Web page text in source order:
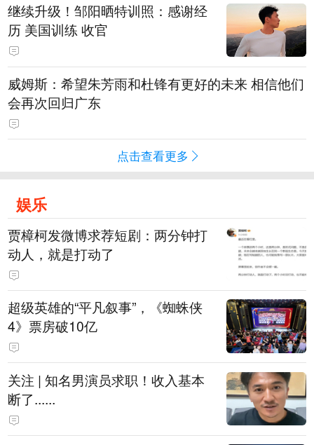
继续升级！邹阳晒特训照：感谢经
历 美国训练 收官
威姆斯：希望朱芳雨和杜锋有更好的未来 相信他们
会再次回归广东
点击查看更多
娱乐
贾樟柯发微博求荐短剧：两分钟打
动人，就是打动了
超级英雄的“平凡叙事”，《蜘蛛侠
4》票房破10亿
关注 | 知名男演员求职！收入基本
断了......